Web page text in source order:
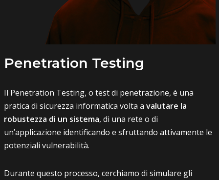
Penetration Testing
Il Penetration Testing, o test di penetrazione, è una
pratica di sicurezza informatica volta a valutare la
robustezza di un sistema, di una rete o di
un’applicazione identificando e sfruttando attivamente le
potenziali vulnerabilità.
Durante questo processo, cerchiamo di simulare gli